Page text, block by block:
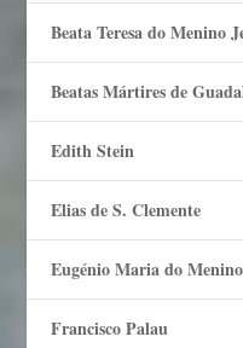
Beata Teresa do Menino
Beatas Mártires de
Edith Stein
Elias de S. Clemente
Eugénio Maria do
Francisco Palau